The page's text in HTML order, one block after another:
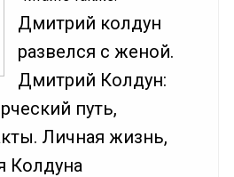
Дмитрий колдун
развелся с женой.
Дмитрий Колдун:
путь,
Личная жизнь,
Колдуна